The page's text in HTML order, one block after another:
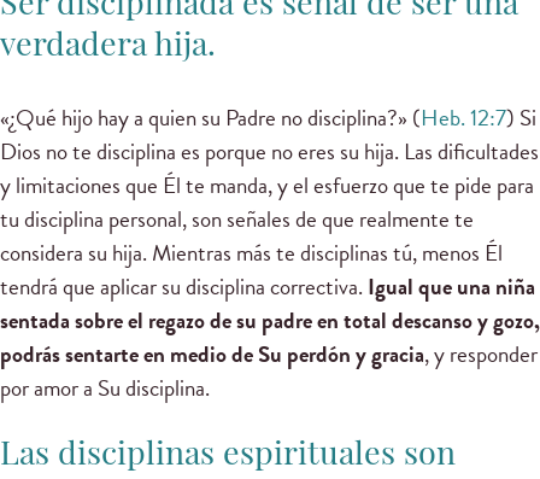
verdadera hija.
«¿Qué hijo hay a quien su Padre no disciplina?» (Heb. 12:7) Si
Dios no te disciplina es porque no eres su hija. Las dificultades
y limitaciones que Él te manda, y el esfuerzo que te pide para
tu disciplina personal, son señales de que realmente te
considera su hija. Mientras más te disciplinas tú, menos Él
tendrá que aplicar su disciplina correctiva. Igual que una niña
sentada sobre el regazo de su padre en total descanso y gozo,
podrás sentarte en medio de Su perdón y gracia, y responder
por amor a Su disciplina.
Las disciplinas espirituales son